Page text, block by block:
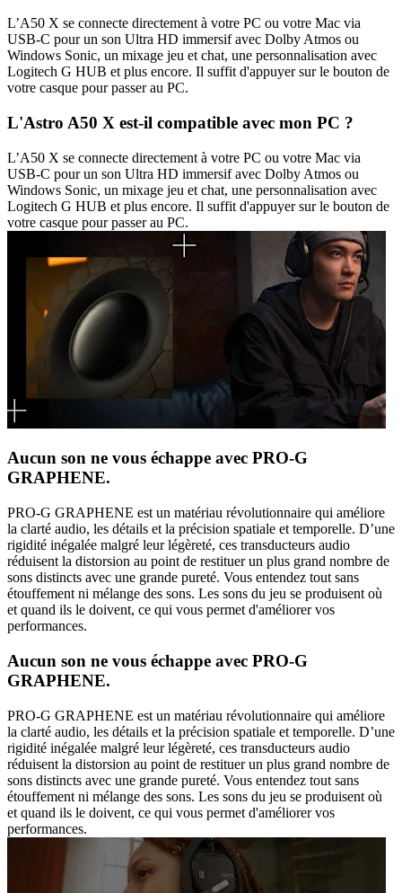
L’A50 X se connecte directement à votre PC ou votre Mac via
USB-C pour un son Ultra HD immersif avec Dolby Atmos ou
Windows Sonic, un mixage jeu et chat, une personnalisation avec
Logitech G HUB et plus encore. Il suffit d'appuyer sur le bouton de
votre casque pour passer au PC.
L'Astro A50 X est-il compatible avec mon PC ?
L’A50 X se connecte directement à votre PC ou votre Mac via
USB-C pour un son Ultra HD immersif avec Dolby Atmos ou
Windows Sonic, un mixage jeu et chat, une personnalisation avec
Logitech G HUB et plus encore. Il suffit d'appuyer sur le bouton de
votre casque pour passer au PC.
Aucun son ne vous échappe avec PRO-G
GRAPHENE.
PRO-G GRAPHENE est un matériau révolutionnaire qui améliore
la clarté audio, les détails et la précision spatiale et temporelle. D’une
rigidité inégalée malgré leur légèreté, ces transducteurs audio
réduisent la distorsion au point de restituer un plus grand nombre de
sons distincts avec une grande pureté. Vous entendez tout sans
étouffement ni mélange des sons. Les sons du jeu se produisent où
et quand ils le doivent, ce qui vous permet d'améliorer vos
performances.
Aucun son ne vous échappe avec PRO-G
GRAPHENE.
PRO-G GRAPHENE est un matériau révolutionnaire qui améliore
la clarté audio, les détails et la précision spatiale et temporelle. D’une
rigidité inégalée malgré leur légèreté, ces transducteurs audio
réduisent la distorsion au point de restituer un plus grand nombre de
sons distincts avec une grande pureté. Vous entendez tout sans
étouffement ni mélange des sons. Les sons du jeu se produisent où
et quand ils le doivent, ce qui vous permet d'améliorer vos
performances.